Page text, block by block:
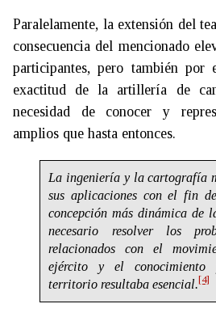
Paralelamente, la extensión del
consecuencia del mencionado
participantes, pero también por
exactitud de la artillería de
necesidad de conocer y
amplios que hasta entonces.
La ingeniería y la cartografía
sus aplicaciones con el fin
concepción más dinámica de
necesario resolver los
relacionados con el
ejército y el
territorio resultaba esencial.[4]